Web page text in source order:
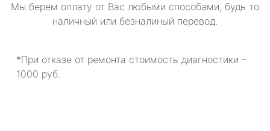
Мы берем оплату от Вас любыми способами, будь то
наличный или безналиный перевод.
*При отказе от ремонта стоимость диагностики –
1000 руб.